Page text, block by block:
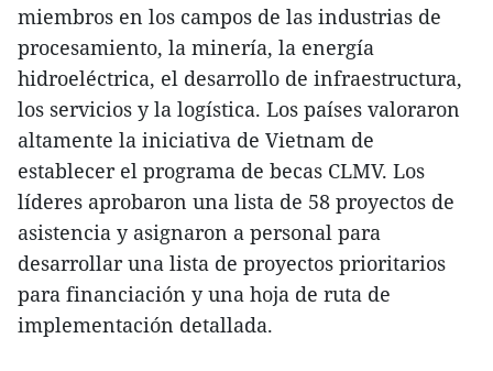
miembros en los campos de las industrias de
procesamiento, la minería, la energía
hidroeléctrica, el desarrollo de infraestructura,
los servicios y la logística. Los países valoraron
altamente la iniciativa de Vietnam de
establecer el programa de becas CLMV. Los
líderes aprobaron una lista de 58 proyectos de
asistencia y asignaron a personal para
desarrollar una lista de proyectos prioritarios
para financiación y una hoja de ruta de
implementación detallada.